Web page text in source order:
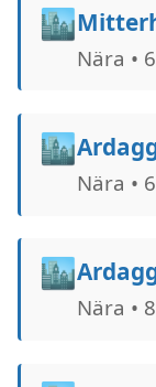
🏙️
Nära •
🏙️
Nära •
🏙️
Nära •